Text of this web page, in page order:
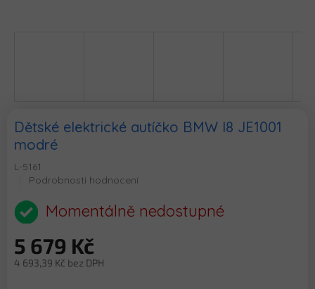
Dětské elektrické autíčko BMW I8 JE1001
modré
L-5161
Průměrné
produktu
je
z
5
Podrobnosti hodnocení
Momentálně nedostupné
5 679 Kč
4 693,39 Kč bez DPH